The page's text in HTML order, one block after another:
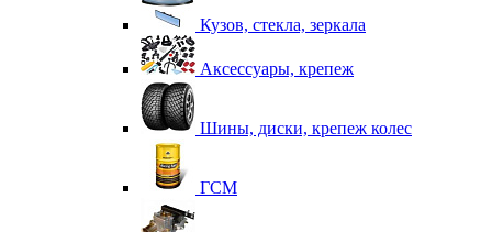
Кузов, стекла, зеркала
Аксессуары, крепеж
Шины, диски, крепеж колес
ГСМ